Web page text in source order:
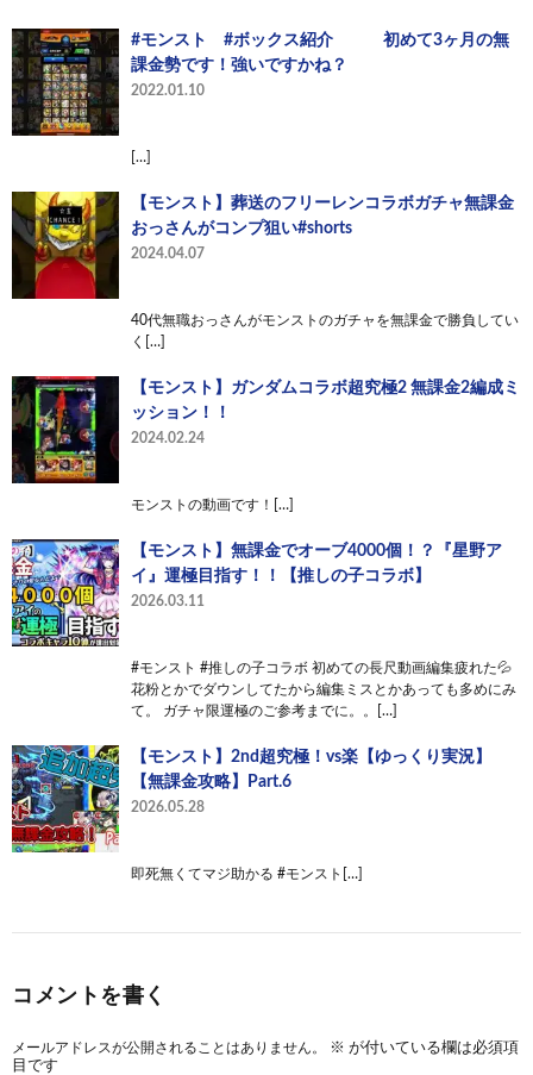
#モンスト #ボックス紹介 初めて3ヶ月の無
課金勢です！強いですかね？
2022.01.10
[…]
【モンスト】葬送のフリーレンコラボガチャ無課金
おっさんがコンプ狙い#shorts
2024.04.07
40代無職おっさんがモンストのガチャを無課金で勝負してい
く[…]
【モンスト】ガンダムコラボ超究極2 無課金2編成ミ
ッション！！
2024.02.24
モンストの動画です！[…]
【モンスト】無課金でオーブ4000個！？『星野ア
イ』運極目指す！！【推しの子コラボ】
2026.03.11
#モンスト #推しの子コラボ 初めての長尺動画編集疲れた💦
花粉とかでダウンしてたから編集ミスとかあっても多めにみ
て。 ガチャ限運極のご参考までに。。[…]
【モンスト】2nd超究極！vs楽【ゆっくり実況】
【無課金攻略】Part.6
2026.05.28
即死無くてマジ助かる #モンスト[…]
コメントを書く
メールアドレスが公開されることはありません。 ※ が付いている欄は必須項
目です